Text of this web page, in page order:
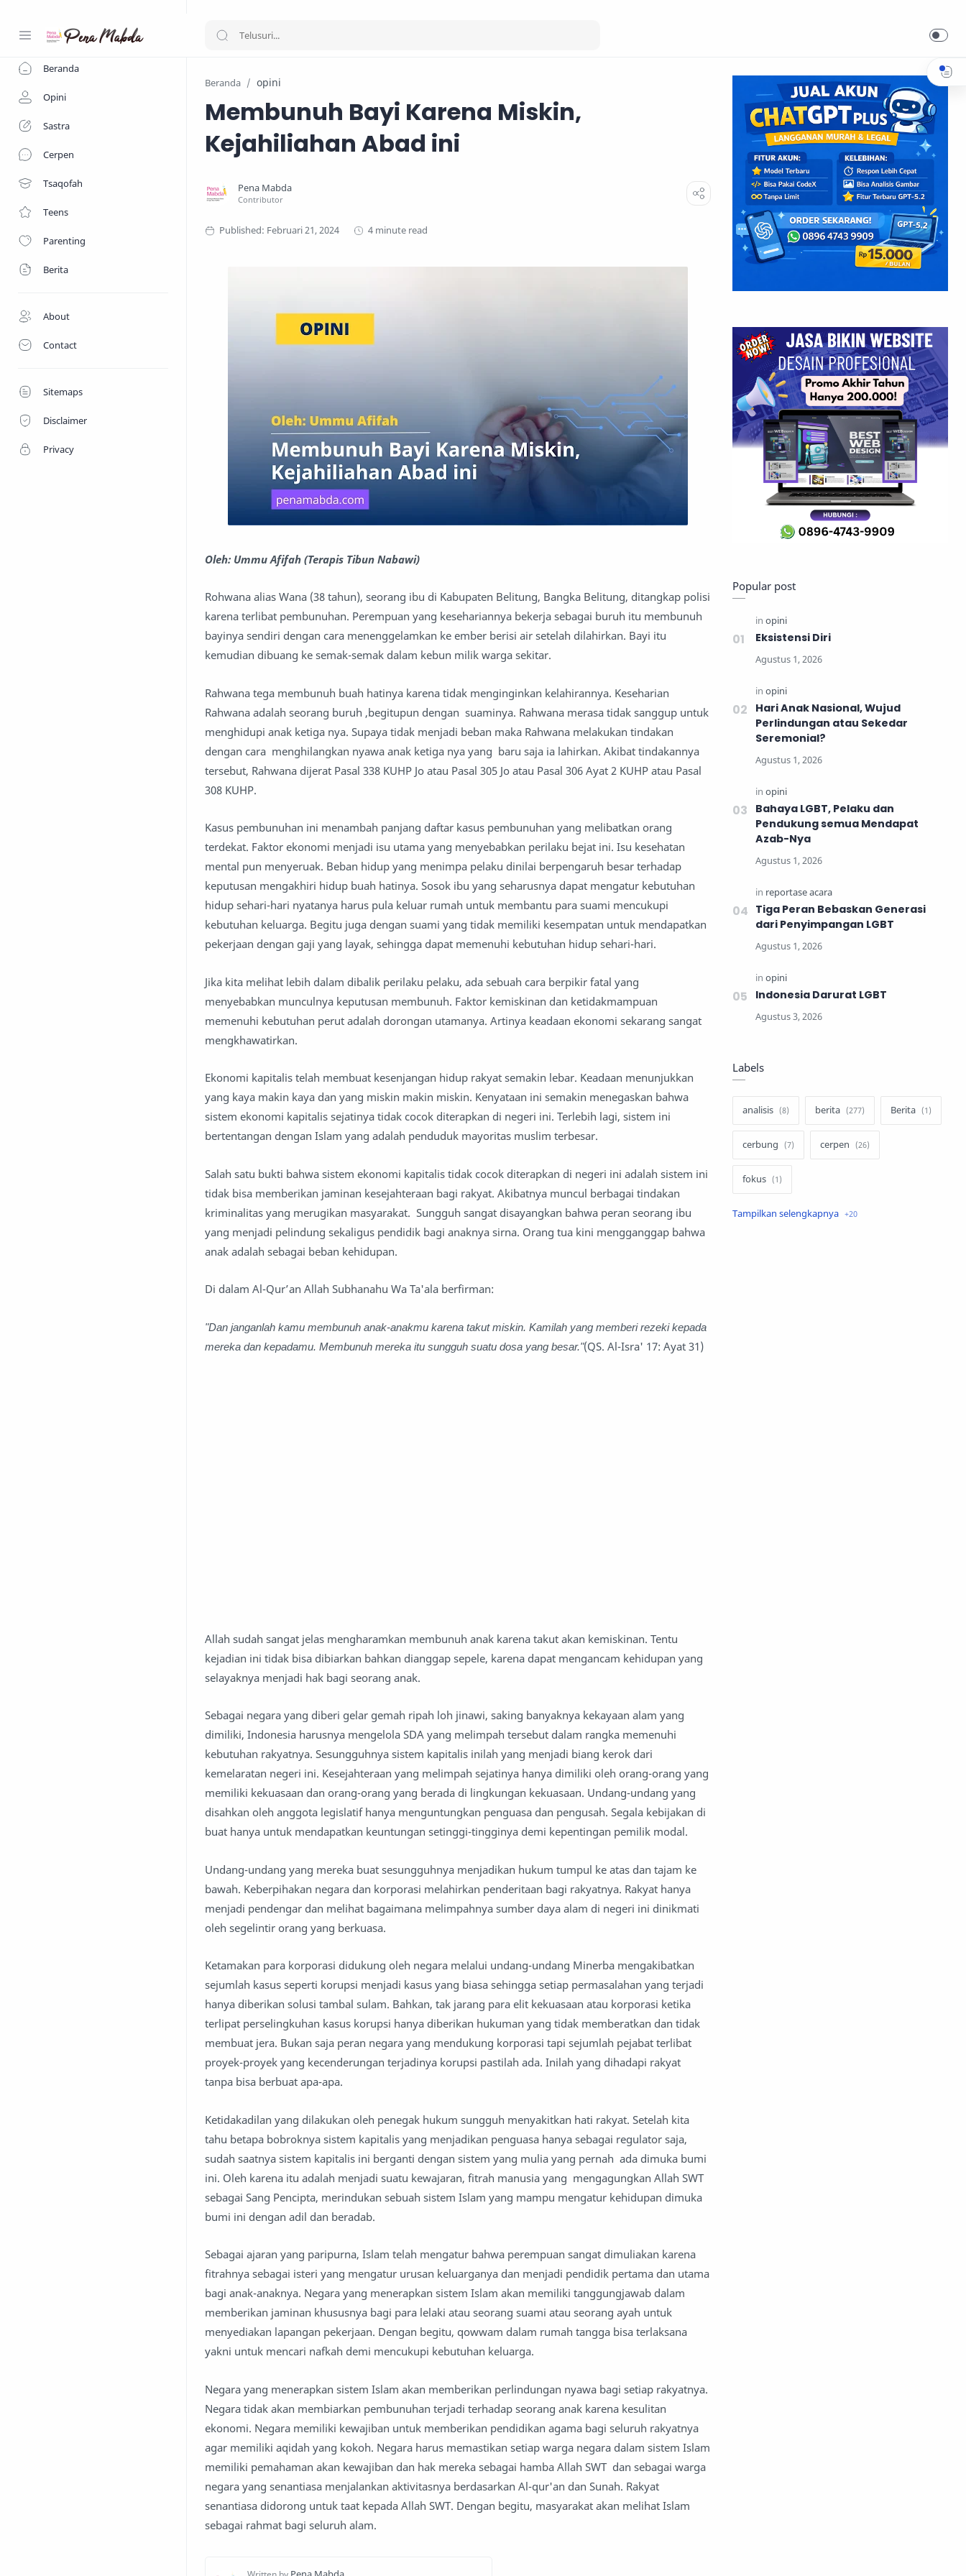
Beranda
Opini
Sastra
Cerpen
Tsaqofah
Teens
Parenting
Berita
About
Contact
Sitemaps
Disclaimer
Privacy
Beranda opini
Membunuh Bayi Karena Miskin,
Kejahiliahan Abad ini
4 minute read
Oleh: Ummu Afifah (Terapis Tibun Nabawi)
Rohwana alias Wana (38 tahun), seorang ibu di Kabupaten Belitung, Bangka Belitung, ditangkap polisi
karena terlibat pembunuhan. Perempuan yang kesehariannya bekerja sebagai buruh itu membunuh
bayinya sendiri dengan cara menenggelamkan ke ember berisi air setelah dilahirkan. Bayi itu
kemudian dibuang ke semak-semak dalam kebun milik warga sekitar.
Rahwana tega membunuh buah hatinya karena tidak menginginkan kelahirannya. Keseharian
Rahwana adalah seorang buruh ,begitupun dengan suaminya. Rahwana merasa tidak sanggup untuk
menghidupi anak ketiga nya. Supaya tidak menjadi beban maka Rahwana melakukan tindakan
dengan cara menghilangkan nyawa anak ketiga nya yang baru saja ia lahirkan. Akibat tindakannya
tersebut, Rahwana dijerat Pasal 338 KUHP Jo atau Pasal 305 Jo atau Pasal 306 Ayat 2 KUHP atau Pasal
308 KUHP.
Kasus pembunuhan ini menambah panjang daftar kasus pembunuhan yang melibatkan orang
terdekat. Faktor ekonomi menjadi isu utama yang menyebabkan perilaku bejat ini. Isu kesehatan
mental pun menyeruak. Beban hidup yang menimpa pelaku dinilai berpengaruh besar terhadap
keputusan mengakhiri hidup buah hatinya. Sosok ibu yang seharusnya dapat mengatur kebutuhan
hidup sehari-hari nyatanya harus pula keluar rumah untuk membantu para suami mencukupi
kebutuhan keluarga. Begitu juga dengan suami yang tidak memiliki kesempatan untuk mendapatkan
pekerjaan dengan gaji yang layak, sehingga dapat memenuhi kebutuhan hidup sehari-hari.
Jika kita melihat lebih dalam dibalik perilaku pelaku, ada sebuah cara berpikir fatal yang
menyebabkan munculnya keputusan membunuh. Faktor kemiskinan dan ketidakmampuan
memenuhi kebutuhan perut adalah dorongan utamanya. Artinya keadaan ekonomi sekarang sangat
mengkhawatirkan.
Ekonomi kapitalis telah membuat kesenjangan hidup rakyat semakin lebar. Keadaan menunjukkan
yang kaya makin kaya dan yang miskin makin miskin. Kenyataan ini semakin menegaskan bahwa
sistem ekonomi kapitalis sejatinya tidak cocok diterapkan di negeri ini. Terlebih lagi, sistem ini
bertentangan dengan Islam yang adalah penduduk mayoritas muslim terbesar.
Salah satu bukti bahwa sistem ekonomi kapitalis tidak cocok diterapkan di negeri ini adalah sistem ini
tidak bisa memberikan jaminan kesejahteraan bagi rakyat. Akibatnya muncul berbagai tindakan
kriminalitas yang merugikan masyarakat. Sungguh sangat disayangkan bahwa peran seorang ibu
yang menjadi pelindung sekaligus pendidik bagi anaknya sirna. Orang tua kini mengganggap bahwa
anak adalah sebagai beban kehidupan.
Di dalam Al-Qur’an Allah Subhanahu Wa Ta'ala berfirman:
"Dan janganlah kamu membunuh anak-anakmu karena takut miskin. Kamilah yang memberi rezeki kepada
mereka dan kepadamu. Membunuh mereka itu sungguh suatu dosa yang besar."(QS. Al-Isra' 17: Ayat 31)
Allah sudah sangat jelas mengharamkan membunuh anak karena takut akan kemiskinan. Tentu
kejadian ini tidak bisa dibiarkan bahkan dianggap sepele, karena dapat mengancam kehidupan yang
selayaknya menjadi hak bagi seorang anak.
Sebagai negara yang diberi gelar gemah ripah loh jinawi, saking banyaknya kekayaan alam yang
dimiliki, Indonesia harusnya mengelola SDA yang melimpah tersebut dalam rangka memenuhi
kebutuhan rakyatnya. Sesungguhnya sistem kapitalis inilah yang menjadi biang kerok dari
kemelaratan negeri ini. Kesejahteraan yang melimpah sejatinya hanya dimiliki oleh orang-orang yang
memiliki kekuasaan dan orang-orang yang berada di lingkungan kekuasaan. Undang-undang yang
disahkan oleh anggota legislatif hanya menguntungkan penguasa dan pengusah. Segala kebijakan di
buat hanya untuk mendapatkan keuntungan setinggi-tingginya demi kepentingan pemilik modal.
Undang-undang yang mereka buat sesungguhnya menjadikan hukum tumpul ke atas dan tajam ke
bawah. Keberpihakan negara dan korporasi melahirkan penderitaan bagi rakyatnya. Rakyat hanya
menjadi pendengar dan melihat bagaimana melimpahnya sumber daya alam di negeri ini dinikmati
oleh segelintir orang yang berkuasa.
Ketamakan para korporasi didukung oleh negara melalui undang-undang Minerba mengakibatkan
sejumlah kasus seperti korupsi menjadi kasus yang biasa sehingga setiap permasalahan yang terjadi
hanya diberikan solusi tambal sulam. Bahkan, tak jarang para elit kekuasaan atau korporasi ketika
terlipat perselingkuhan kasus korupsi hanya diberikan hukuman yang tidak memberatkan dan tidak
membuat jera. Bukan saja peran negara yang mendukung korporasi tapi sejumlah pejabat terlibat
proyek-proyek yang kecenderungan terjadinya korupsi pastilah ada. Inilah yang dihadapi rakyat
tanpa bisa berbuat apa-apa.
Ketidakadilan yang dilakukan oleh penegak hukum sungguh menyakitkan hati rakyat. Setelah kita
tahu betapa bobroknya sistem kapitalis yang menjadikan penguasa hanya sebagai regulator saja,
sudah saatnya sistem kapitalis ini berganti dengan sistem yang mulia yang pernah ada dimuka bumi
ini. Oleh karena itu adalah menjadi suatu kewajaran, fitrah manusia yang mengagungkan Allah SWT
sebagai Sang Pencipta, merindukan sebuah sistem Islam yang mampu mengatur kehidupan dimuka
bumi ini dengan adil dan beradab.
Sebagai ajaran yang paripurna, Islam telah mengatur bahwa perempuan sangat dimuliakan karena
fitrahnya sebagai isteri yang mengatur urusan keluarganya dan menjadi pendidik pertama dan utama
bagi anak-anaknya. Negara yang menerapkan sistem Islam akan memiliki tanggungjawab dalam
memberikan jaminan khususnya bagi para lelaki atau seorang suami atau seorang ayah untuk
menyediakan lapangan pekerjaan. Dengan begitu, qowwam dalam rumah tangga bisa terlaksana
yakni untuk mencari nafkah demi mencukupi kebutuhan keluarga.
Negara yang menerapkan sistem Islam akan memberikan perlindungan nyawa bagi setiap rakyatnya.
Negara tidak akan membiarkan pembunuhan terjadi terhadap seorang anak karena kesulitan
ekonomi. Negara memiliki kewajiban untuk memberikan pendidikan agama bagi seluruh rakyatnya
agar memiliki aqidah yang kokoh. Negara harus memastikan setiap warga negara dalam sistem Islam
memiliki pemahaman akan kewajiban dan hak mereka sebagai hamba Allah SWT dan sebagai warga
negara yang senantiasa menjalankan aktivitasnya berdasarkan Al-qur'an dan Sunah. Rakyat
senantiasa didorong untuk taat kepada Allah SWT. Dengan begitu, masyarakat akan melihat Islam
sebagai rahmat bagi seluruh alam.
Popular post
Eksistensi Diri
Hari Anak Nasional, Wujud
Perlindungan atau Sekedar
Seremonial?
Bahaya LGBT, Pelaku dan
Pendukung semua Mendapat
Azab-Nya
Tiga Peran Bebaskan Generasi
dari Penyimpangan LGBT
Indonesia Darurat LGBT
Labels
analisis berita Berita
cerbung cerpen
fokus
hukum internasional